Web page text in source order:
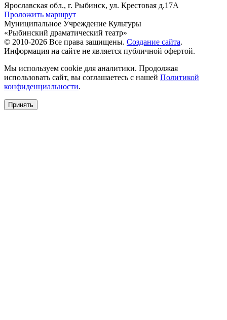
Ярославская обл., г. Рыбинск, ул. Крестовая д.17А
Проложить маршрут
Муниципальное Учреждение Культуры
«Рыбинский драматический театр»
© 2010-2026 Все права защищены. Создание сайта.
Информация на сайте не является публичной офертой.
Мы используем cookie для аналитики. Продолжая
использовать сайт, вы соглашаетесь с нашей Политикой
конфиденциальности.
Принять